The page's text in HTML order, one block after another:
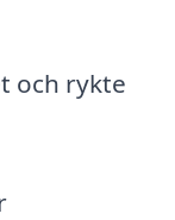
och rykte